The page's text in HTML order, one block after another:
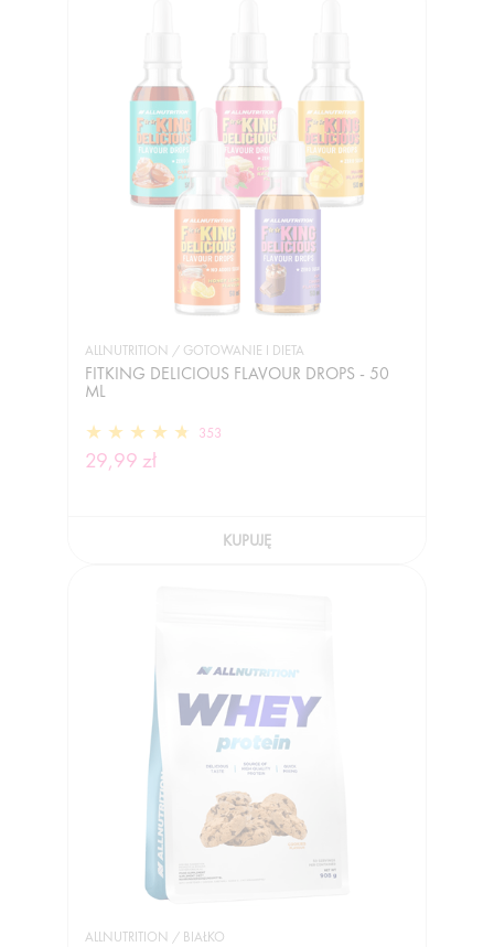
ALLNUTRITION / GOTOWANIE I DIETA
FITKING DELICIOUS FLAVOUR DROPS - 50
ML
353
29,99 zł
KUPUJĘ
ALLNUTRITION / BIAŁKO